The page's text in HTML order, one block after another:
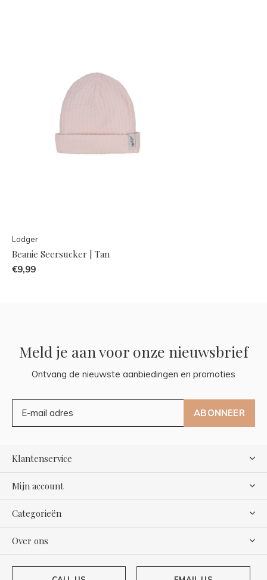
Lodger
Beanie Seersucker | Tan
€9,99
Meld je aan voor onze nieuwsbrief
Ontvang de nieuwste aanbiedingen en promoties
ABONNEER
Klantenservice
Mijn account
Categorieën
Over ons